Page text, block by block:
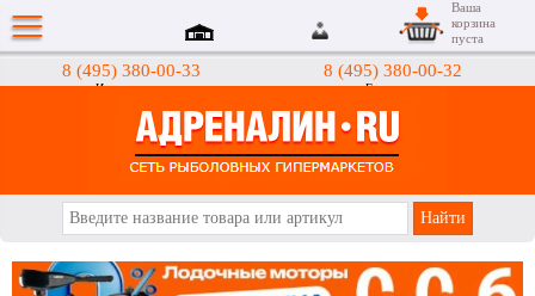
8 (495) 380-00-33
Интернет-магазин
8 (495) 380-00-32
Гипермаркеты
Ваша
корзина
пуста